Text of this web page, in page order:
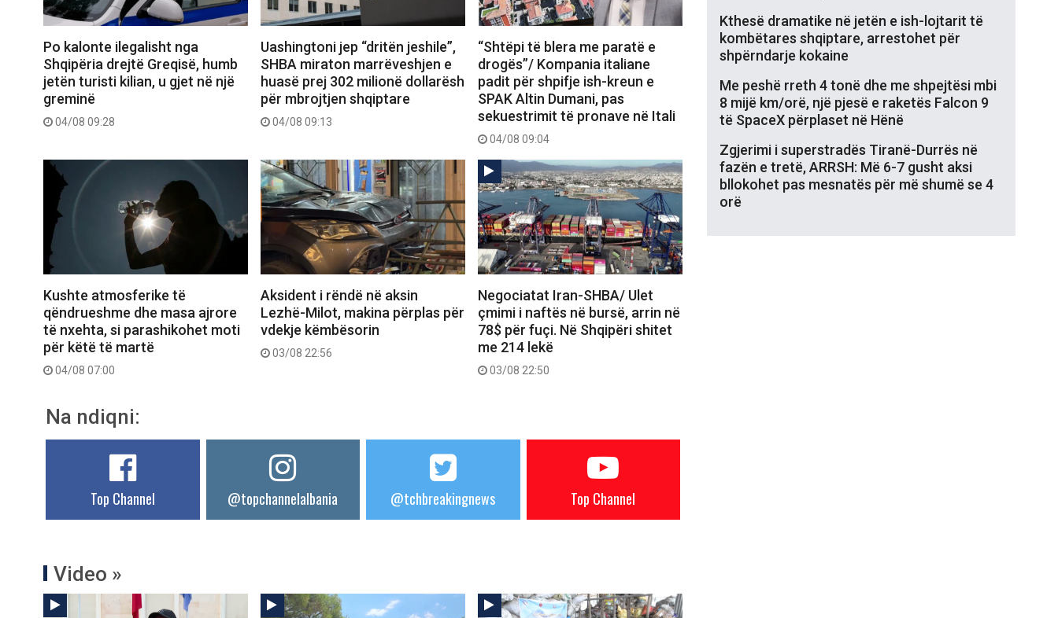
Po kalonte ilegalisht nga
Shqipëria drejtë Greqisë, humb
jetën turisti kilian, u gjet në një
greminë
04/08 09:28
Uashingtoni jep “dritën jeshile”,
SHBA miraton marrëveshjen e
huasë prej 302 milionë dollarësh
për mbrojtjen shqiptare
04/08 09:13
“Shtëpi të blera me paratë e
drogës”/ Kompania italiane
padit për shpifje ish-kreun e
SPAK Altin Dumani, pas
sekuestrimit të pronave në Itali
04/08 09:04
Kushte atmosferike të
qëndrueshme dhe masa ajrore
të nxehta, si parashikohet moti
për këtë të martë
04/08 07:00
Aksident i rëndë në aksin
Lezhë-Milot, makina përplas për
vdekje këmbësorin
03/08 22:56
Negociatat Iran-SHBA/ Ulet
çmimi i naftës në bursë, arrin në
78$ për fuçi. Në Shqipëri shitet
me 214 lekë
03/08 22:50
Na ndiqni:
Top Channel @topchannelalbania @tchbreakingnews Top Channel
Video »
Kthesë dramatike në jetën e ish-lojtarit të
kombëtares shqiptare, arrestohet për
shpërndarje kokaine
Me peshë rreth 4 tonë dhe me shpejtësi mbi
8 mijë km/orë, një pjesë e raketës Falcon 9
të SpaceX përplaset në Hënë
Zgjerimi i superstradës Tiranë-Durrës në
fazën e tretë, ARRSH: Më 6-7 gusht aksi
bllokohet pas mesnatës për më shumë se 4
orë